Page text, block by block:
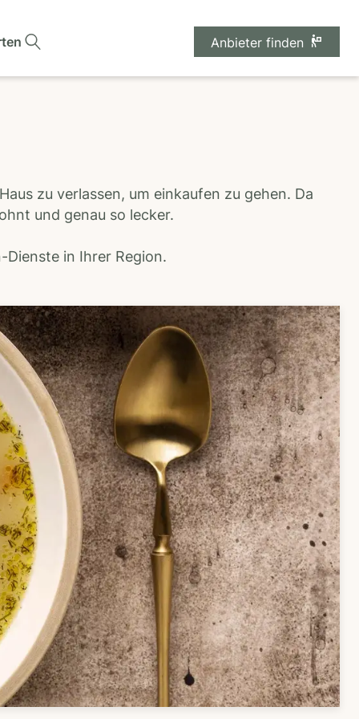
Anbieter finden
zu verlassen, um einkaufen zu gehen. Da
und genau so lecker.
Dienste in Ihrer Region.